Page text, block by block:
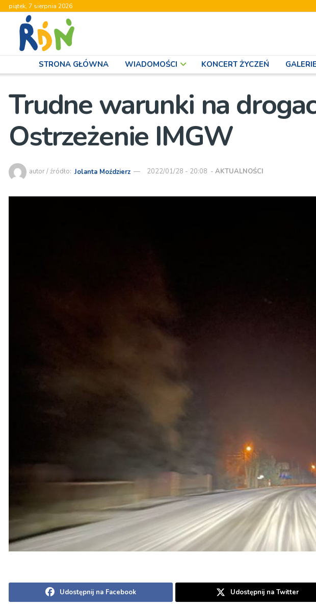
piątek, 7 sierpnia 2026
STRONA GŁÓWNA WIADOMOŚCI KONCERT ŻYCZEŃ GALERIE
Trudne warunki na
Ostrzeżenie IMGW
autor / źródło: Jolanta Moździerz 2022/01/28 - 20:08 - AKTUALNOŚCI
Udostępnij na Facebook Udostępnij na Twitter